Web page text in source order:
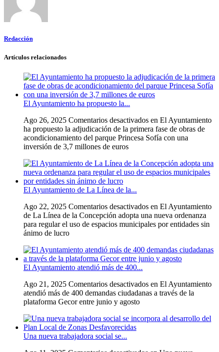
Redacción
Artículos relacionados
El Ayuntamiento ha propuesto la...
Ago 26, 2025 Comentarios desactivados en El Ayuntamiento
ha propuesto la adjudicación de la primera fase de obras de
acondicionamiento del parque Princesa Sofía con una
inversión de 3,7 millones de euros
El Ayuntamiento de La Línea de la...
Ago 22, 2025 Comentarios desactivados en El Ayuntamiento
de La Línea de la Concepción adopta una nueva ordenanza
para regular el uso de espacios municipales por entidades sin
ánimo de lucro
El Ayuntamiento atendió más de 400...
Ago 21, 2025 Comentarios desactivados en El Ayuntamiento
atendió más de 400 demandas ciudadanas a través de la
plataforma Gecor entre junio y agosto
Una nueva trabajadora social se...